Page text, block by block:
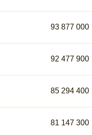
93 877 000
92 477 900
85 294 400
81 147 300